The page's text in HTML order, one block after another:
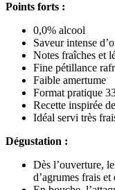
Points forts :
0,0% alcool
Saveur intense
Notes fraîches et
Fine pétillance
Faible amertume
Format pratique
Recette inspirée
Idéal servi très
Dégustation :
Dès l’ouverture,
d’agrumes frais et